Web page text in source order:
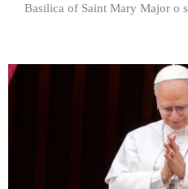
Basilica of Saint Mary Major o